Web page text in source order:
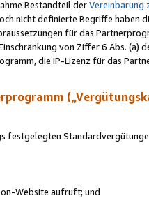
Bestandteil derVereinbarung
nicht definierte Begriffe haben
für das
von Ziffer 6 Abs. (a)
die IP-Lizenz für das
festgelegten
Website aufruft; und